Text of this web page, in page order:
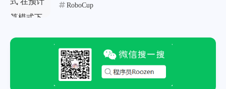
RoboCup